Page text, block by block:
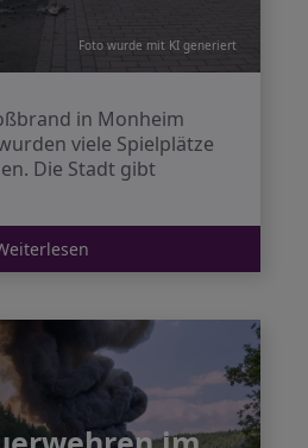
Foto wurde mit KI generiert
in Monheim
viele Spielplätze
Die Stadt gibt